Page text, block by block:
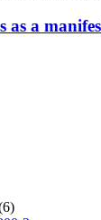
as a